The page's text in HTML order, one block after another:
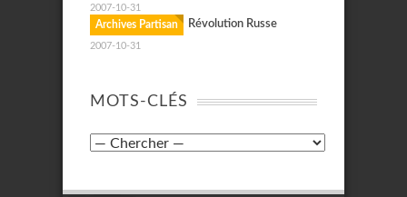
2007-10-31
Archives Partisan Révolution Russe
2007-10-31
MOTS-CLÉS